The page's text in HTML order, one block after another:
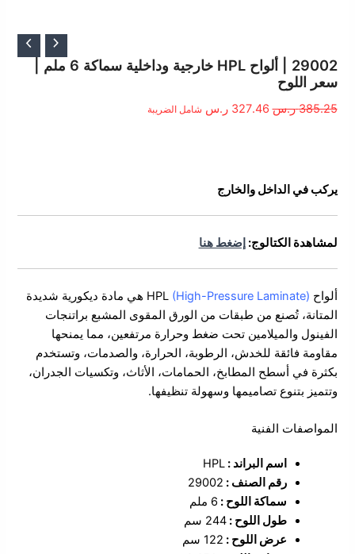
29002 | ألواح HPL خارجية وداخلية سماكة 6 ملم |
سعر اللوح
385.25 ر.س
الأصلي
327.46 ر.س
الحالي
شامل الضريبة
يركب في الداخل والخارج
لمشاهدة الكتالوج:إضغط هنا
ألواح HPL (High-Pressure Laminate) هي مادة ديكورية شديدة
المتانة، تُصنع من طبقات من الورق المقوى المشبع براتنجات
الفينول والميلامين تحت ضغط وحرارة مرتفعين، مما يمنحها
مقاومة فائقة للخدش، الرطوبة، الحرارة، والصدمات، وتستخدم
بكثرة في أسطح المطابخ، الحمامات، الأثاث، وتكسيات الجدران،
وتتميز بتنوع تصاميمها وسهولة تنظيفها.
المواصفات الفنية
اسم البراند :HPL
رقم الصنف : 29002
سماكة اللوح : 6 ملم
طول اللوح :244 سم
عرض اللوح : 122 سم